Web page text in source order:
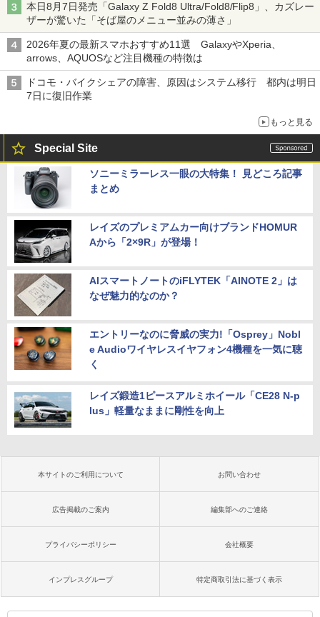
本日8月7日発売「Galaxy Z Fold8 Ultra/Fold8/Flip8」、カズレー
ザーが驚いた「そば屋のメニュー並みの薄さ」
2026年夏の最新スマホおすすめ11選 GalaxyやXperia、
arrows、AQUOSなど注目機種の特徴は
ドコモ・バイクシェアの障害、原因はシステム移行 都内は明日
7日に復旧作業
もっと見る
Special Site
ソニーミラーレス一眼の大特集！ 見どころ記事
まとめ
レイズのプレミアムカー向けブランドHOMUR
Aから「2×9R」が登場！
AIスマートノートのiFLYTEK「AINOTE 2」は
なぜ魅力的なのか？
エントリーなのに脅威の実力!「Osprey」Nobl
e Audioワイヤレスイヤフォン4機種を一気に聴
く
レイズ鍛造1ピースアルミホイール「CE28 N-p
lus」軽量なままに剛性を向上
本サイトのご利用について お問い合わせ
広告掲載のご案内 編集部へのご連絡
プライバシーポリシー 会社概要
インプレスグループ 特定商取引法に基づく表示